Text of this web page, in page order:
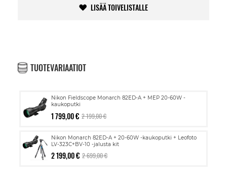
LISÄÄ TOIVELISTALLE
TUOTEVARIAATIOT
Nikon Fieldscope Monarch 82ED-A + MEP 20-60W -
kaukoputki
1 799,00 € 2 199,00 €
Nikon Monarch 82ED-A + 20-60W -kaukoputki + Leofoto
LV-323C+BV-10 -jalusta kit
2 199,00 € 2 699,00 €